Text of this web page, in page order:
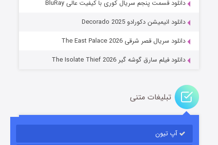
عملیات آپارتمان
قسمت۲ (زیرنویس) منتشر شد
دانلود قسمت پنجم سریال کوری با کیفیت عالی BluRay
دانلود انیمیشن دکورادو Decorado 2025
دانلود سریال قصر شرقی The East Palace 2026
دانلود فیلم سارق گوشه گیر The Isolate Thief 2026
تبلیغات متنی
آپ تیون